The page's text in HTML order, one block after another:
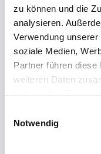
zu können und die
analysieren.
Verwendung
soziale Medien,
Partner führen
weiteren Daten
haben oder die sie
Notwendig
By